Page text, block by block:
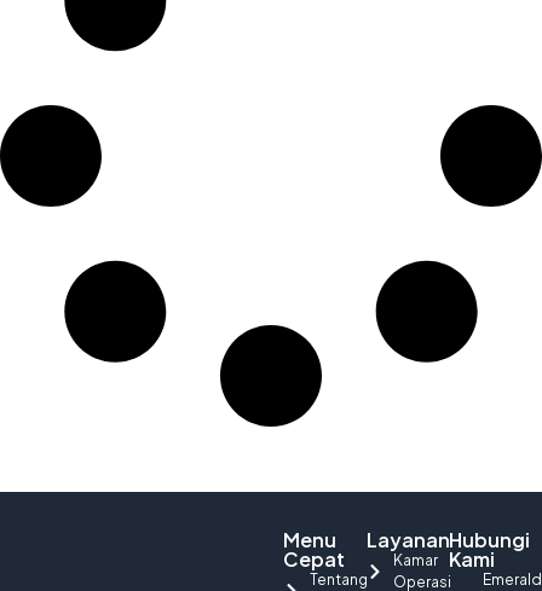
Menu
Cepat
Tentang
Layanan
Kamar
Operasi
Hubungi
Kami
Emerald